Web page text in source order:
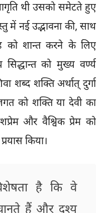
थी उसको समेटते हुए
में नई उद्भावना की, साथ
को शान्त करने के लिए
सिद्धान्त को मुख्य वर्ण्य
शब्द शक्ति अर्थात् दुर्गा
को शक्ति या देवी का
और वैश्विक प्रेम को
किया।
है कि वे
हैं और दृश्य